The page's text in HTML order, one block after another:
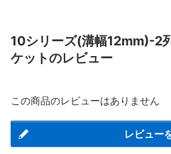
10シリーズ(溝幅12mm)-2
ケットのレビュー
この商品のレビューはありません
レビュー